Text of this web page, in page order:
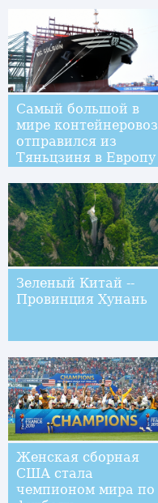
Самый большой в
мире контейнеровоз
отправился из
Тяньцзиня в Европу
Зеленый Китай --
Провинция Хунань
Женская сборная
США стала
чемпионом мира по